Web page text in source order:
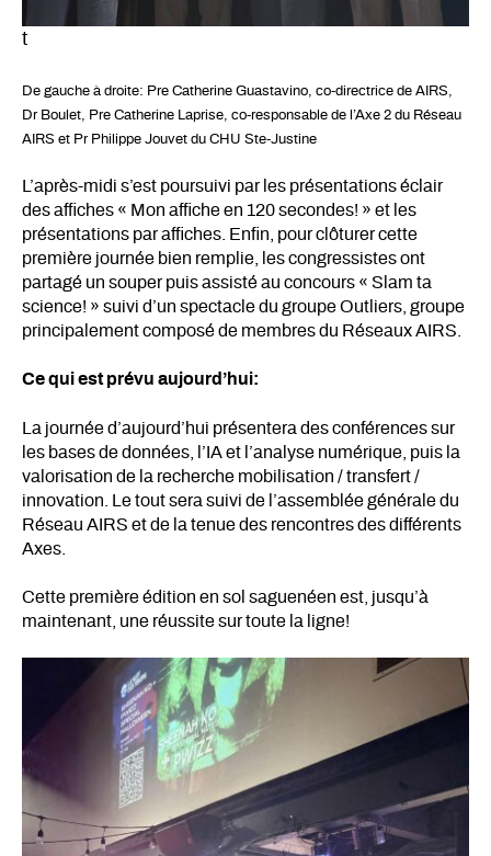
t
De gauche à droite: Pre Catherine Guastavino, co-directrice de AIRS,
Dr Boulet, Pre Catherine Laprise, co-responsable de l’Axe 2 du Réseau
AIRS et Pr Philippe Jouvet du CHU Ste-Justine
L’après-midi s’est poursuivi par les présentations éclair
des affiches « Mon affiche en 120 secondes! » et les
présentations par affiches. Enfin, pour clôturer cette
première journée bien remplie, les congressistes ont
partagé un souper puis assisté au concours « Slam ta
science! » suivi d’un spectacle du groupe Outliers, groupe
principalement composé de membres du Réseaux AIRS.
Ce qui est prévu aujourd’hui:
La journée d’aujourd’hui présentera des conférences sur
les bases de données, l’IA et l’analyse numérique, puis la
valorisation de la recherche mobilisation / transfert /
innovation. Le tout sera suivi de l’assemblée générale du
Réseau AIRS et de la tenue des rencontres des différents
Axes.
Cette première édition en sol saguenéen est, jusqu’à
maintenant, une réussite sur toute la ligne!